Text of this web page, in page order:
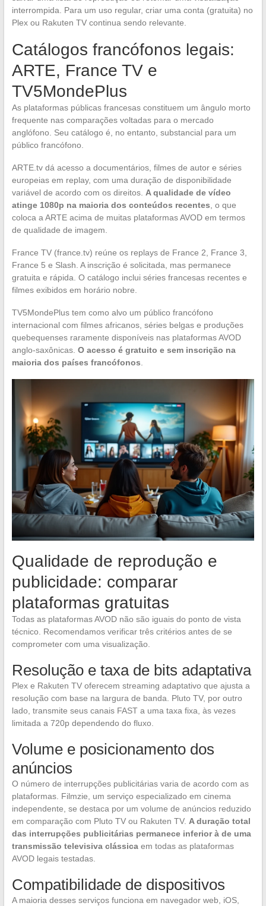
interrompida. Para um uso regular, criar uma conta (gratuita) no
Plex ou Rakuten TV continua sendo relevante.
Catálogos francófonos legais:
ARTE, France TV e
TV5MondePlus
As plataformas públicas francesas constituem um ângulo morto
frequente nas comparações voltadas para o mercado
anglófono. Seu catálogo é, no entanto, substancial para um
público francófono.
ARTE.tv dá acesso a documentários, filmes de autor e séries
europeias em replay, com uma duração de disponibilidade
variável de acordo com os direitos. A qualidade de vídeo
atinge 1080p na maioria dos conteúdos recentes , o que
coloca a ARTE acima de muitas plataformas AVOD em termos
de qualidade de imagem.
France TV (france.tv) reúne os replays de France 2, France 3,
France 5 e Slash. A inscrição é solicitada, mas permanece
gratuita e rápida. O catálogo inclui séries francesas recentes e
filmes exibidos em horário nobre.
TV5MondePlus tem como alvo um público francófono
internacional com filmes africanos, séries belgas e produções
quebequenses raramente disponíveis nas plataformas AVOD
anglo-saxônicas. O acesso é gratuito e sem inscrição na
maioria dos países francófonos
Qualidade de reprodução e
publicidade: comparar
plataformas gratuitas
Todas as plataformas AVOD não são iguais do ponto de vista
técnico. Recomendamos verificar três critérios antes de se
comprometer com uma visualização.
Resolução e taxa de bits adaptativa
Plex e Rakuten TV oferecem streaming adaptativo que ajusta a
resolução com base na largura de banda. Pluto TV, por outro
lado, transmite seus canais FAST a uma taxa fixa, às vezes
limitada a 720p dependendo do fluxo.
Volume e posicionamento dos
anúncios
O número de interrupções publicitárias varia de acordo com as
plataformas. Filmzie, um serviço especializado em cinema
independente, se destaca por um volume de anúncios reduzido
em comparação com Pluto TV ou Rakuten TV. A duração total
das interrupções publicitárias permanece inferior à de uma
transmissão televisiva clássicaem todas as plataformas
AVOD legais testadas.
Compatibilidade de dispositivos
A maioria desses serviços funciona em navegador web, iOS,